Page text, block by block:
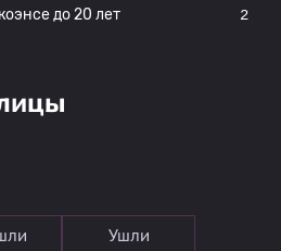
до 20 лет
2
Ушли